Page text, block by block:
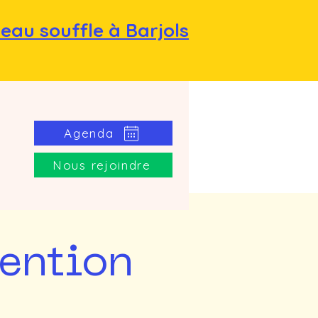
souffle à Barjols
Agenda
Nous rejoindre